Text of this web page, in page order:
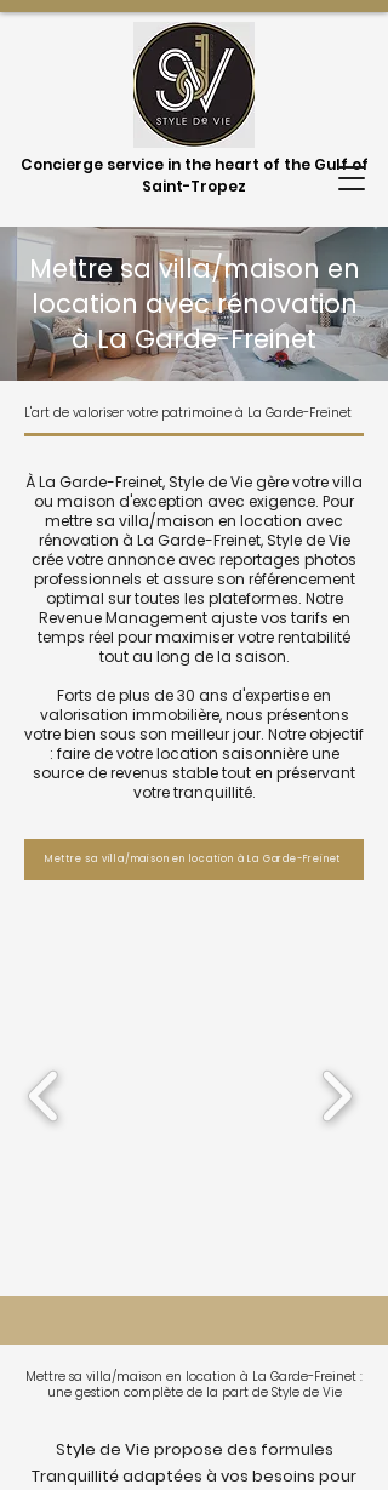
Concierge service in the heart of the Gulf of
Saint-Tropez
Mettre sa villa/maison en
location avec rénovation
à La Garde-Freinet
L'art de valoriser votre patrimoine à La Garde-Freinet
À La Garde-Freinet, Style de Vie gère votre villa
ou maison d'exception avec exigence. Pour
mettre sa villa/maison en location avec
rénovation à La Garde-Freinet, Style de Vie
crée votre annonce avec reportages photos
professionnels et assure son référencement
optimal sur toutes les plateformes. Notre
Revenue Management ajuste vos tarifs en
temps réel pour maximiser votre rentabilité
tout au long de la saison.
Forts de plus de 30 ans d'expertise en
valorisation immobilière, nous présentons
votre bien sous son meilleur jour. Notre objectif
: faire de votre location saisonnière une
source de revenus stable tout en préservant
votre tranquillité.
Mettre sa villa/maison en location à La Garde-Freinet
Mettre sa villa/maison en location à La Garde-Freinet :
une gestion complète de la part de Style de Vie
Style de Vie propose des formules
Tranquillité adaptées à vos besoins pour